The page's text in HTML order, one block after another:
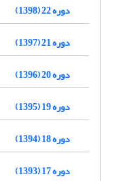
دوره 22 (1398)
دوره 21 (1397)
دوره 20 (1396)
دوره 19 (1395)
دوره 18 (1394)
دوره 17 (1393)